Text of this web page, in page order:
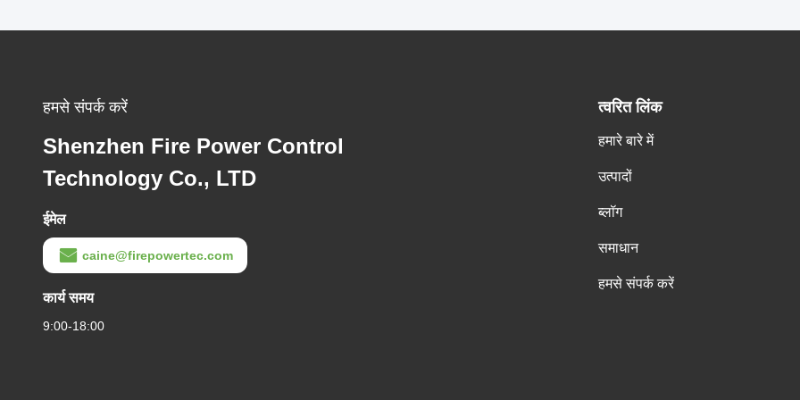
हमसे संपर्क करें
Shenzhen Fire Power Control
Technology Co., LTD
ईमेल
caine@firepowertec.com
कार्य समय
9:00-18:00
त्वरित लिंक
हमारे बारे में
उत्पादों
ब्लॉग
समाधान
हमसे संपर्क करें